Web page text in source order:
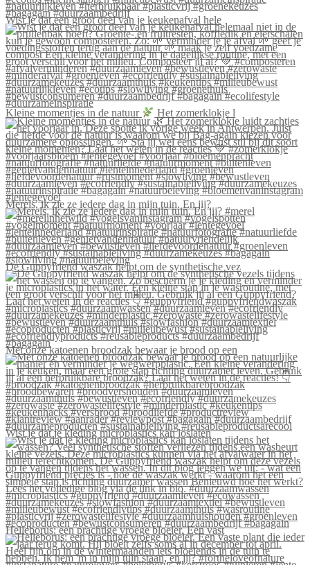
Wist je dat een groot deel van je keukenafval hele
Kleine momentjes in de natuur Het zomerklokje l
Merels, ik zie ze iedere dag in mijn tuin. En jij?
De Guppyfriend waszak helpt om de synthetische vez
Met onze katoenen broodzak bewaar je brood op een
Wist je dat je kleding microplastics kan loslaten
Helleborus: een prachtige vroege bloeier. Een vast